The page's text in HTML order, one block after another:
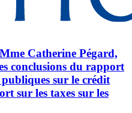
Catherine Pégard,
conclusions du rapport
sur le crédit
sur les taxes sur les